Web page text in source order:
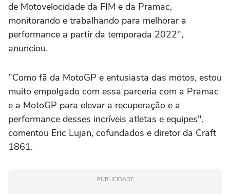
de Motovelocidade da FIM e da Pramac,
monitorando e trabalhando para melhorar a
performance a partir da temporada 2022",
anunciou.
"Como fã da MotoGP e entusiasta das motos, estou
muito empolgado com essa parceria com a Pramac
e a MotoGP para elevar a recuperação e a
performance desses incríveis atletas e equipes",
comentou Eric Lujan, cofundados e diretor da Craft
1861.
PUBLICIDADE